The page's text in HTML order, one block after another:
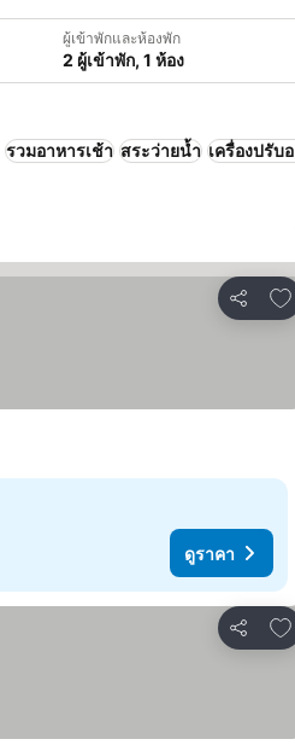
ผู้เข้าพักและห้องพัก
2 ผู้เข้าพัก, 1 ห้อง
รวมอาหารเช้า สระว่ายน้ำ เครื่องปรับ
แชร์
เพิ่
ดูราคา
แชร์
เพิ่